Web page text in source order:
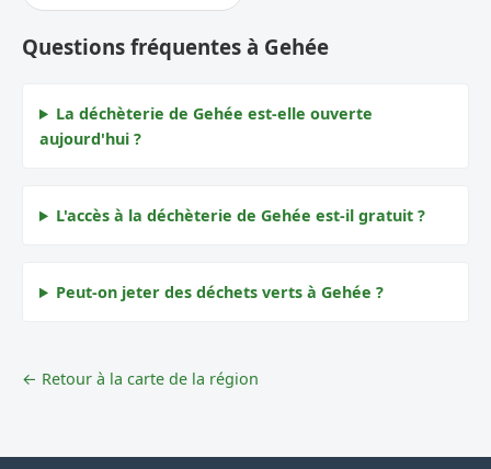
Questions fréquentes à Gehée
La déchèterie de Gehée est-elle ouverte
aujourd'hui ?
L'accès à la déchèterie de Gehée est-il gratuit ?
Peut-on jeter des déchets verts à Gehée ?
← Retour à la carte de la région